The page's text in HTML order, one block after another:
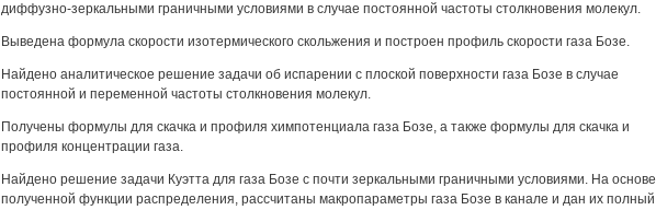
диффузно-зеркальными граничными условиями в случае постоянной частоты столкновения молекул.
Выведена формула скорости изотермического скольжения и построен профиль скорости газа Бозе.
Найдено аналитическое решение задачи об испарении с плоской поверхности газа Бозе в случае
постоянной и переменной частоты столкновения молекул.
Получены формулы для скачка и профиля химпотенциала газа Бозе, а также формулы для скачка и
профиля концентрации газа.
Найдено решение задачи Куэтта для газа Бозе с почти зеркальными граничными условиями. На основе
полученной функции распределения, рассчитаны макропараметры газа Бозе в канале и дан их полный